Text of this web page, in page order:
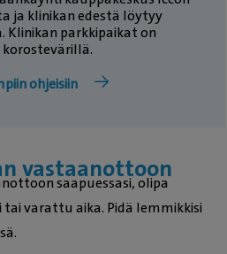
ja klinikan edestä löytyy
Klinikan parkkipaikat on
ohjeisiin
vastaanottoon
saapuessasi, olipa
tai varattu aika. Pidä lemmikkisi